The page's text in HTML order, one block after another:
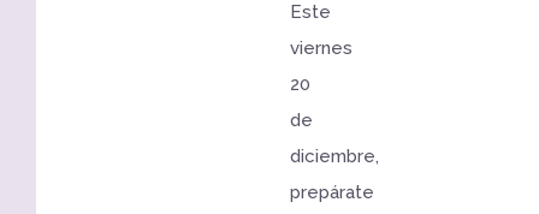
Este
viernes
20
de
diciembre,
prepárate